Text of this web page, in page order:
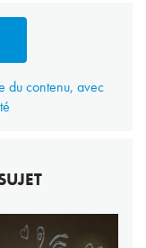
du contenu, avec